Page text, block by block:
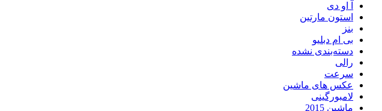
آ او دی
استون مارتین
بنز
بی ام دبلیو
دسته‌بندی نشده
رالی
سرعت
عکس های ماشین
لامبورگینی
ماشین 2015